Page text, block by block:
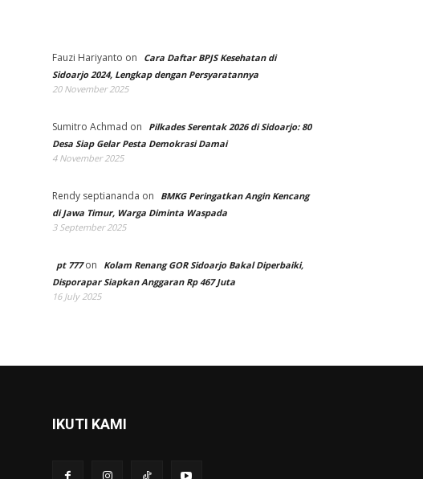
Fauzi Hariyanto on
Cara Daftar BPJS Kesehatan di
Sidoarjo 2024, Lengkap dengan Persyaratannya
20 November 2025
Sumitro Achmad on
Pilkades Serentak 2026 di Sidoarjo: 80
Desa Siap Gelar Pesta Demokrasi Damai
4 November 2025
Rendy septiananda on
BMKG Peringatkan Angin Kencang
di Jawa Timur, Warga Diminta Waspada
3 September 2025
pt 777on
Kolam Renang GOR Sidoarjo Bakal Diperbaiki,
Disporapar Siapkan Anggaran Rp 467 Juta
16 July 2025
IKUTI KAMI